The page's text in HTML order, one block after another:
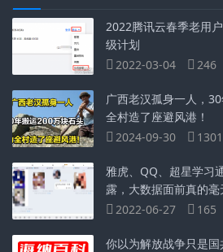
2022腾讯云春季老用
级计划
2022-03-04
246
广西老汉孤身一人，
全村造了座避风港！
2024-09-30
1301
雅虎、QQ、超星学习
露，大数据面前真的毫
2022-06-27
165
你以为解放战争只是